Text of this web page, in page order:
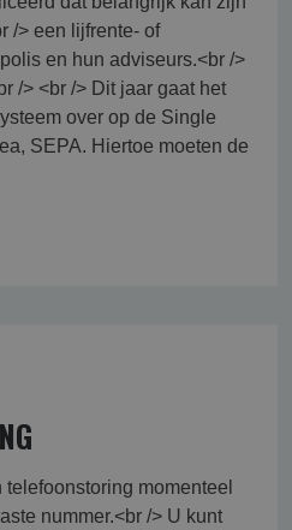
/> een lijfrente- of
en hun adviseurs.<br />
/> <br /> Dit jaar gaat het
over op de Single
SEPA. Hiertoe moeten de
momenteel
nummer.<br /> U kunt